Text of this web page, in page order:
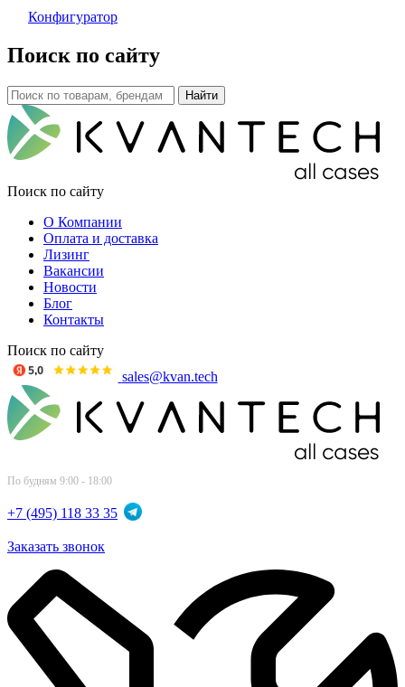
Конфигуратор
Поиск по сайту
Поиск по сайту
О Компании
Оплата и доставка
Лизинг
Вакансии
Новости
Блог
Контакты
Поиск по сайту
sales@kvan.tech
По будням 9:00 - 18:00
+7 (495) 118 33 35
Заказать звонок